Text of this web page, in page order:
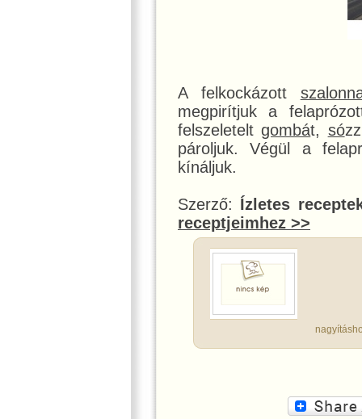
A felkockázott
megpirítjuk a
felszeleteltgombát, só
pároljuk. Végül a
kínáljuk.
Szerző: Ízletes
receptjeimhez >>